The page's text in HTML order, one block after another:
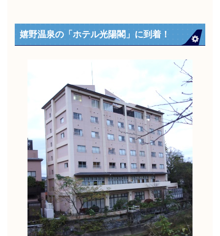
嬉野温泉の「ホテル光陽閣」に到着！